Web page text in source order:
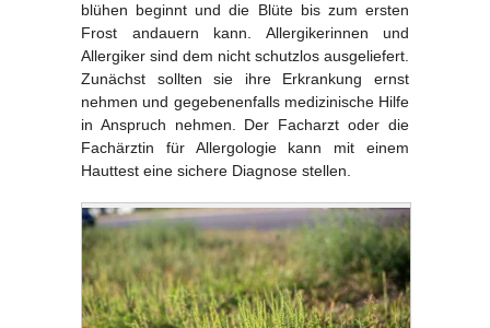
blühen beginnt und die Blüte bis zum ersten
Frost andauern kann. Allergikerinnen und
Allergiker sind dem nicht schutzlos ausgeliefert.
Zunächst sollten sie ihre Erkrankung ernst
nehmen und gegebenenfalls medizinische Hilfe
in Anspruch nehmen. Der Facharzt oder die
Fachärztin für Allergologie kann mit einem
Hauttest eine sichere Diagnose stellen.